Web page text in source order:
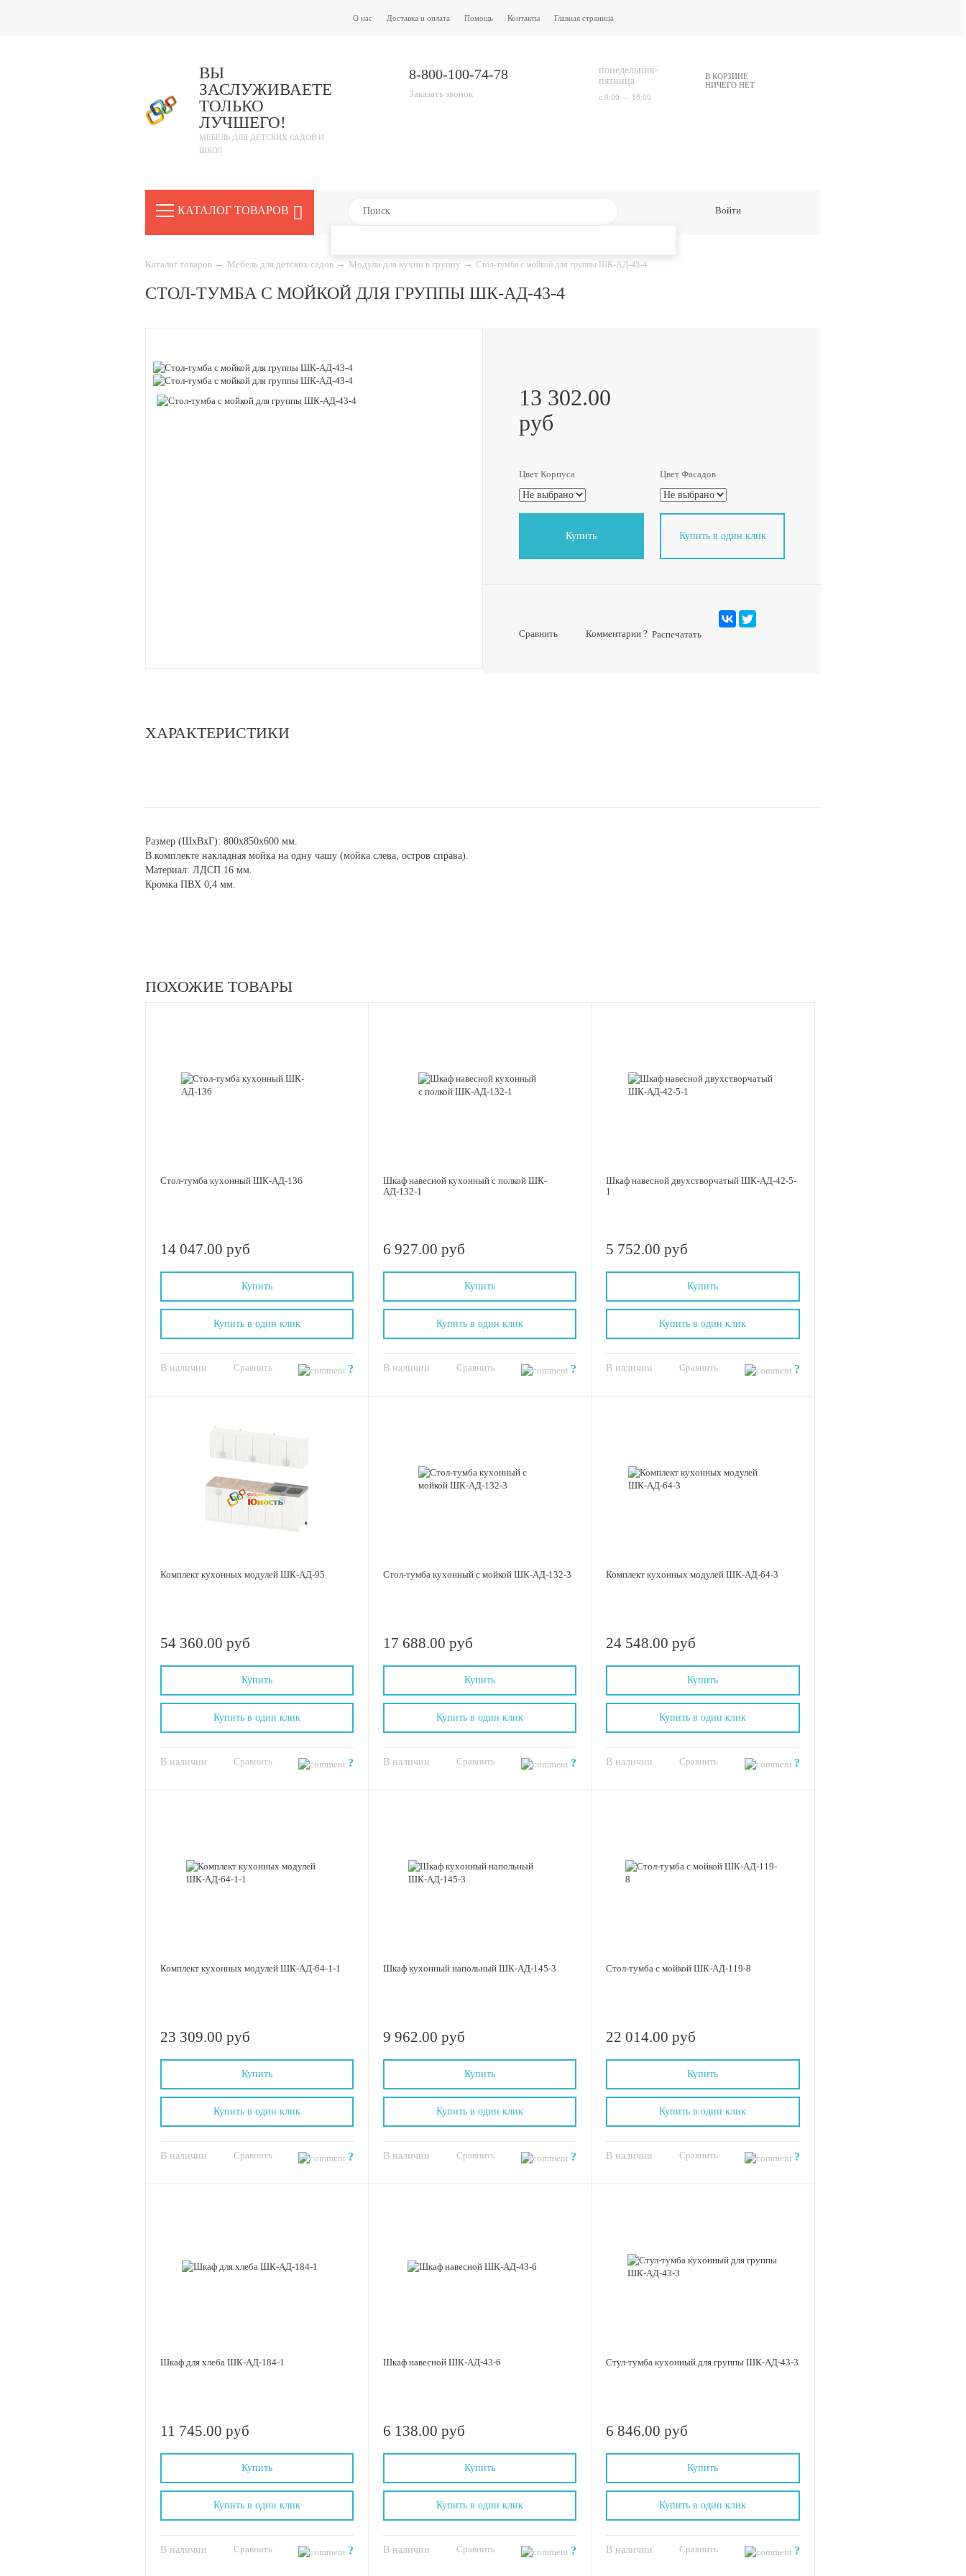
О нас Доставка и оплата Помощь Контакты Главная страница
ВЫ
ЗАСЛУЖИВАЕТЕ
ТОЛЬКО
ЛУЧШЕГО!
МЕБЕЛЬ ДЛЯ ДЕТСКИХ САДОВ И
ШКОЛ
8-800-100-74-78
Заказать звонок
понедельник-
пятница
с 9:00 — 18:00
В КОРЗИНЕ
НИЧЕГО НЕТ
КАТАЛОГ ТОВАРОВ Войти
Каталог товаров → Мебель для детских садов → Модули для кухни в группу → Стол-тумба с мойкой для группы ШК-АД-43-4
СТОЛ-ТУМБА С МОЙКОЙ ДЛЯ ГРУППЫ ШК-АД-43-4
13 302.00
руб
Цвет Корпуса Цвет Фасадов
Купить Купить в один клик
Сравнить Комментарии ? Распечатать
ХАРАКТЕРИСТИКИ
Размер (ШхВхГ): 800х850х600 мм.
В комплекте накладная мойка на одну чашу (мойка слева, остров справа).
Материал: ЛДСП 16 мм.
Кромка ПВХ 0,4 мм.
ПОХОЖИЕ ТОВАРЫ
Стол-тумба кухонный ШК-АД-136
14 047.00 руб
Купить
В наличии Сравнить ?
Купить в один клик
Шкаф навесной кухонный с полкой ШК-
АД-132-1
6 927.00 руб
Купить
В наличии Сравнить ?
Купить в один клик
Шкаф навесной двухстворчатый ШК-АД-42-5-
1
5 752.00 руб
Купить
В наличии Сравнить ?
Купить в один клик
Комплект кухонных модулей ШК-АД-95
54 360.00 руб
Купить
В наличии Сравнить ?
Купить в один клик
Стол-тумба кухонный с мойкой ШК-АД-132-3
17 688.00 руб
Купить
В наличии Сравнить ?
Купить в один клик
Комплект кухонных модулей ШК-АД-64-3
24 548.00 руб
Купить
В наличии Сравнить ?
Купить в один клик
Комплект кухонных модулей ШК-АД-64-1-1
23 309.00 руб
Купить
В наличии Сравнить ?
Купить в один клик
Шкаф кухонный напольный ШК-АД-145-3
9 962.00 руб
Купить
В наличии Сравнить ?
Купить в один клик
Стол-тумба с мойкой ШК-АД-119-8
22 014.00 руб
Купить
В наличии Сравнить ?
Купить в один клик
Шкаф для хлеба ШК-АД-184-1
11 745.00 руб
Купить
В наличии Сравнить ?
Купить в один клик
Шкаф навесной ШК-АД-43-6
6 138.00 руб
Купить
В наличии Сравнить ?
Купить в один клик
Стул-тумба кухонный для группы ШК-АД-43-3
6 846.00 руб
Купить
В наличии Сравнить ?
Купить в один клик